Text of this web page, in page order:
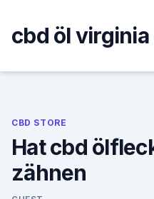
content
cbd öl
CBD STORE
Hat cbd
zähnen